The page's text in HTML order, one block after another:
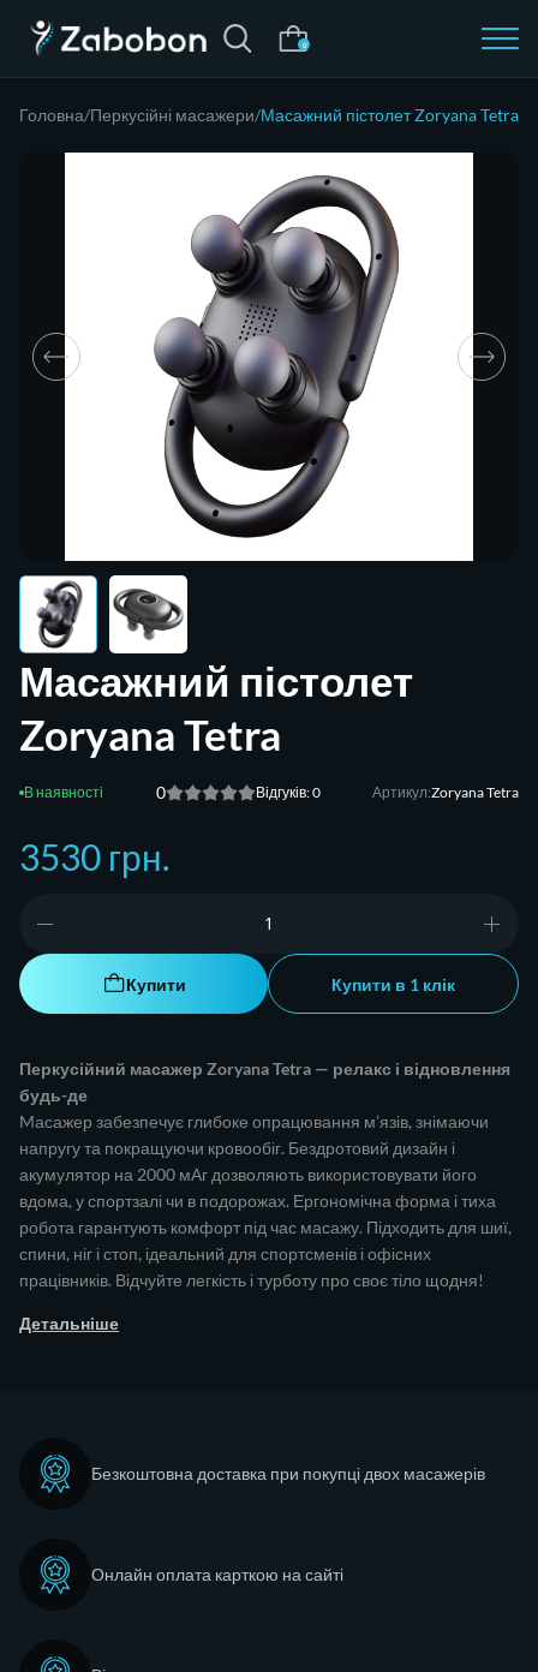
0
Головна Перкусійні масажери Масажний пістолет Zoryana Tetra
Масажний пістолет
Zoryana Tetra
0 Відгуків: 0 Артикул:Zoryana Tetra
3530 грн.
Купити Купити в 1 клік
Перкусійний масажер Zoryana Tetra — релакс і відновлення
будь-де
Mасажер забезпечує глибоке опрацювання м’язів, знімаючи
напругу та покращуючи кровообіг. Бездротовий дизайн і
акумулятор на 2000 мАг дозволяють використовувати його
вдома, у спортзалі чи в подорожах. Ергономічна форма і тиха
робота гарантують комфорт під час масажу. Підходить для шиї,
спини, ніг і стоп, ідеальний для спортсменів і офісних
працівників. Відчуйте легкість і турботу про своє тіло щодня!
Детальніше
Безкоштовна доставка при покупці двох масажерів
Онлайн оплата карткою на сайті